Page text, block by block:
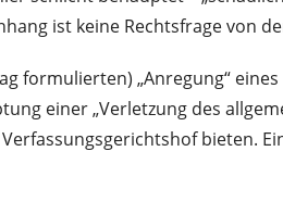
ist keine Rechtsfrage von
formulierten) „Anregung“
einer „Verletzung des
bieten.